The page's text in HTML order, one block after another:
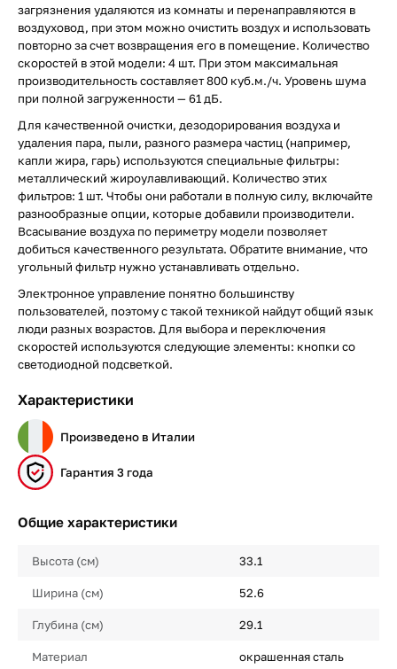
загрязнения удаляются из комнаты и перенаправляются в
воздуховод, при этом можно очистить воздух и использовать
повторно за счет возвращения его в помещение. Количество
скоростей в этой модели: 4 шт. При этом максимальная
производительность составляет 800 куб.м./ч. Уровень шума
при полной загруженности — 61 дБ.
Для качественной очистки, дезодорирования воздуха и
удаления пара, пыли, разного размера частиц (например,
капли жира, гарь) используются специальные фильтры:
металлический жироулавливающий. Количество этих
фильтров: 1 шт. Чтобы они работали в полную силу, включайте
разнообразные опции, которые добавили производители.
Всасывание воздуха по периметру модели позволяет
добиться качественного результата. Обратите внимание, что
угольный фильтр нужно устанавливать отдельно.
Электронное управление понятно большинству
пользователей, поэтому с такой техникой найдут общий язык
люди разных возрастов. Для выбора и переключения
скоростей используются следующие элементы: кнопки со
светодиодной подсветкой.
Характеристики
Произведено в Италии
Гарантия 3 года
Общие характеристики
Высота (см) 33.1
Ширина (см) 52.6
Глубина (см) 29.1
Материал окрашенная сталь